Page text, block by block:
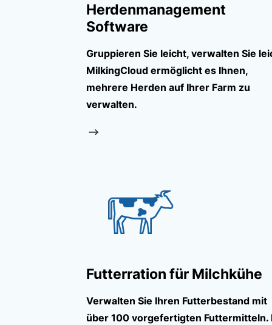
Herdenmanagement
Software
Gruppieren Sie leicht, verwalten Sie
MilkingCloud ermöglicht es Ihnen,
mehrere Herden auf Ihrer Farm zu
verwalten.
Futterration für Milchkühe
Verwalten Sie Ihren Futterbestand mit
über 100 vorgefertigten Futtermitteln.